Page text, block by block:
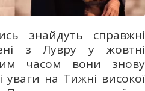
знайдуть справжні
з Лувру у жовтні
часом вони знову
на Тижні високої